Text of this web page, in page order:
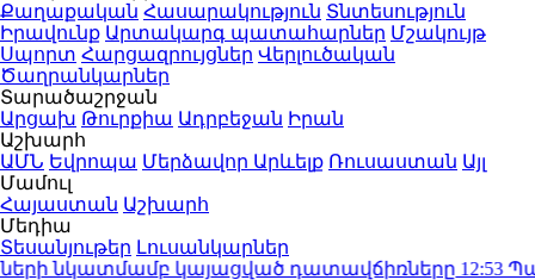
Քաղաքական Հասարակություն Տնտեսություն
Իրավունք Արտակարգ պատահարներ Մշակույթ
Սպորտ Հարցազրույցներ Վերլուծական
Ծաղրանկարներ
Տարածաշրջան
Արցախ Թուրքիա Ադրբեջան Իրան
Աշխարհ
ԱՄՆ Եվրոպա Մերձավոր Արևելք Ռուսաստան Այլ
Մամուլ
Հայաստան Աշխարհ
Մեդիա
Տեսանյութեր Լուսանկարներ
նկատմամբ կայացված դատավճիռները12:53